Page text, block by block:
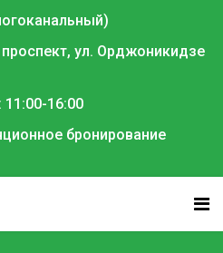
ул. Орджоникидзе
11:00-16:00
бронирование